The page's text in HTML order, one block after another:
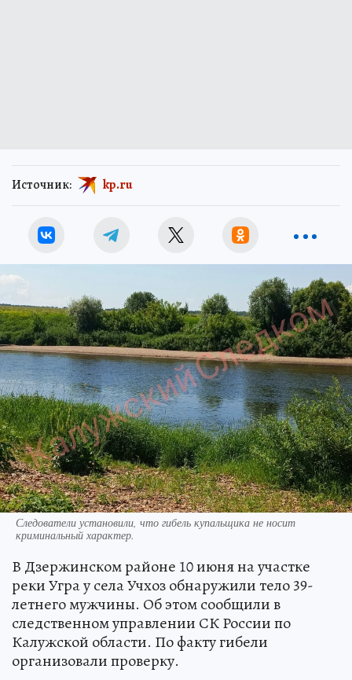
Источник: kp.ru
Следователи установили, что гибель купальщика не носит
криминальный характер.
В Дзержинском районе 10 июня на участке
реки Угра у села Учхоз обнаружили тело 39-
летнего мужчины. Об этом сообщили в
следственном управлении СК России по
Калужской области. По факту гибели
организовали проверку.